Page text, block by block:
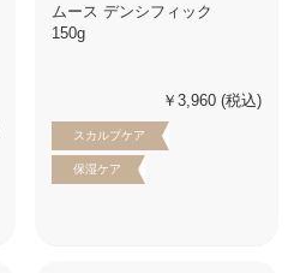
ムース デンシフィック
150g
￥3,960 (税込)
スカルプケア
保湿ケア